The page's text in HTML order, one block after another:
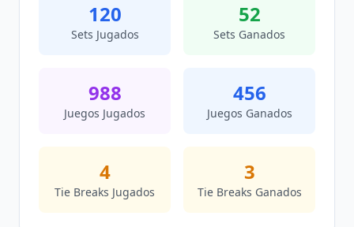
120
Sets Jugados
52
Sets Ganados
988
Juegos Jugados
456
Juegos Ganados
4
Tie Breaks Jugados
3
Tie Breaks Ganados